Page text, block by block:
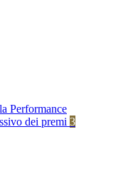
Performance
dei premi 3